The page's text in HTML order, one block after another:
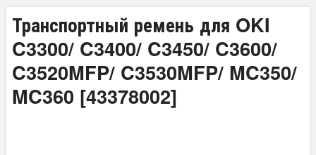
Транспортный ремень для OKI
C3300/ C3400/ C3450/ C3600/
C3520MFP/ C3530MFP/ MC350/
MC360 [43378002]